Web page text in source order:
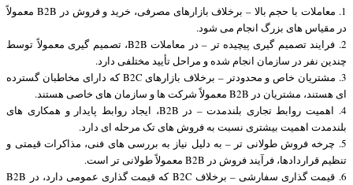
1. معاملات با حجم بالا – برخلاف بازارهای مصرفی، خرید و فروش در B2B معمولاً
در مقیاس های بزرگ انجام می شود.
2. فرایند تصمیم گیری پیچیده تر – در معاملات B2B، تصمیم گیری معمولاً توسط
چندین نفر در سازمان انجام شده و مراحل تأیید مختلفی دارد.
3. مشتریان خاص و محدودتر – برخلاف بازارهای B2C که دارای مخاطبان گسترده
ای هستند، مشتریان در B2B معمولاً شرکت ها و سازمان های خاصی هستند.
4. اهمیت روابط تجاری بلندمدت – در B2B، ایجاد روابط پایدار و همکاری های
بلندمدت اهمیت بیشتری نسبت به فروش های تک مرحله ای دارد.
5. چرخه فروش طولانی تر – به دلیل نیاز به بررسی های فنی، مذاکرات قیمتی و
تنظیم قراردادها، فرآیند فروش در B2B معمولاً طولانی تر است.
6. قیمت گذاری سفارشی – برخلاف B2C که قیمت گذاری عمومی دارد، در B2B